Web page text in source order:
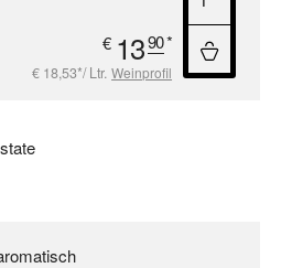
€ 1390*
€ 18,53*/ Ltr. Weinprofil